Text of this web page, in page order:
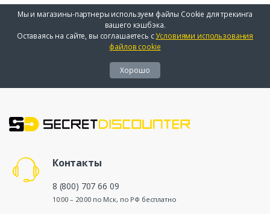
Мы и магазины-партнеры используем файлы Cookie для трекинга
вашего кэшбэка.
Оставаясь на сайте, вы соглашаетесь сУсловиями использования
файлов cookie
Хорошо
Контакты
8 (800) 707 66 09
10:00 – 20:00 по Мск, по РФ бесплатно